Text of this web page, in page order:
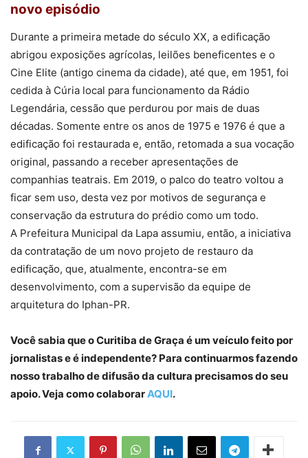
novo episódio
Durante a primeira metade do século XX, a edificação
abrigou exposições agrícolas, leilões beneficentes e o
Cine Elite (antigo cinema da cidade), até que, em 1951, foi
cedida à Cúria local para funcionamento da Rádio
Legendária, cessão que perdurou por mais de duas
décadas. Somente entre os anos de 1975 e 1976 é que a
edificação foi restaurada e, então, retomada a sua vocação
original, passando a receber apresentações de
companhias teatrais. Em 2019, o palco do teatro voltou a
ficar sem uso, desta vez por motivos de segurança e
conservação da estrutura do prédio como um todo.
A Prefeitura Municipal da Lapa assumiu, então, a iniciativa
da contratação de um novo projeto de restauro da
edificação, que, atualmente, encontra-se em
desenvolvimento, com a supervisão da equipe de
arquitetura do Iphan-PR.
Você sabia que o Curitiba de Graça é um veículo feito por
jornalistas e é independente? Para continuarmos fazendo
nosso trabalho de difusão da cultura precisamos do seu
apoio. Veja como colaborarAQUI.